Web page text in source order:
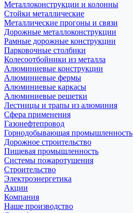
Металлоконструкции и колонны
Стойки металлические
Металлические прогоны и связи
Дорожные металлоконструкции
Рамные дорожные конструкции
Парковочные столбики
Колесоотбойники из металла
Алюминиевые конструкции
Алюминиевые фермы
Алюминиевые каркасы
Алюминиевые решетки
Лестницы и трапы из алюминия
Сфера применения
Газонефтепровод
Горнодобывающая промышленность
Дорожное строительство
Пищевая промышленность
Системы пожаротушения
Строительство
Электроэнергетика
Акции
Компания
Наше производство